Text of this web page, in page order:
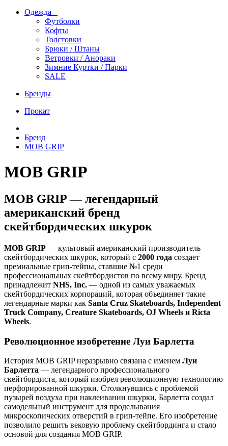
Одежда
Футболки
Кофты
Толстовки
Брюки / Штаны
Ветровки / Анораки
Зимние Куртки / Парки
SALE
Бренды
Прокат
Бренд
MOB GRIP
MOB GRIP
MOB GRIP — легендарный
американский бренд
скейтбордических шкурок
MOB GRIP — культовый американский производитель
скейтбордических шкурок, который с 2000 года создает
премиальные грип-тейпы, ставшие №1 среди
профессиональных скейтбордистов по всему миру. Бренд
принадлежит NHS, Inc. — одной из самых уважаемых
скейтбордических корпораций, которая объединяет такие
легендарные марки как Santa Cruz Skateboards, Independent
Truck Company, Creature Skateboards, OJ Wheels и Ricta
Wheels.
Революционное изобретение Луи Барлетта
История MOB GRIP неразрывно связана с именем Луи
Барлетта — легендарного профессионального
скейтбордиста, который изобрел революционную технологию
перфорированной шкурки. Столкнувшись с проблемой
пузырей воздуха при наклеивании шкурки, Барлетта создал
самодельный инструмент для проделывания
микроскопических отверстий в грип-тейпе. Его изобретение
позволило решить вековую проблему скейтбординга и стало
основой для создания MOB GRIP.